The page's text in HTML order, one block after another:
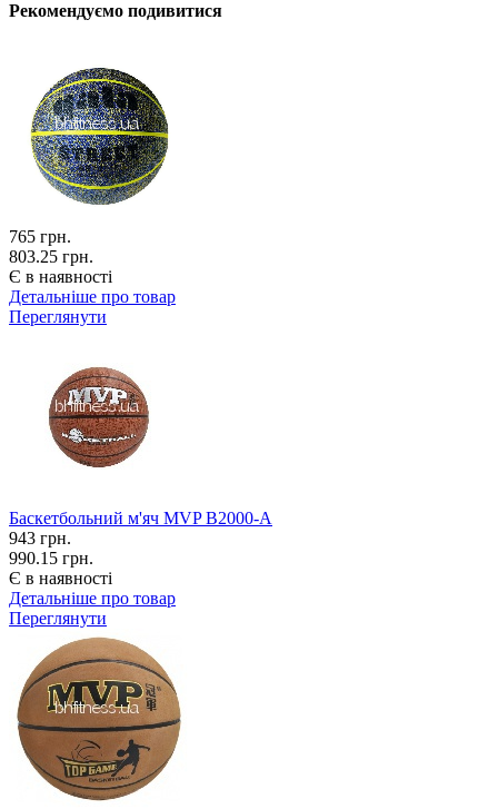
Рекомендуємо подивитися
765 грн.
803.25 грн.
Є в наявності
Детальніше про товар
Переглянути
Баскетбольний м'яч MVP B2000-A
943 грн.
990.15 грн.
Є в наявності
Детальніше про товар
Переглянути